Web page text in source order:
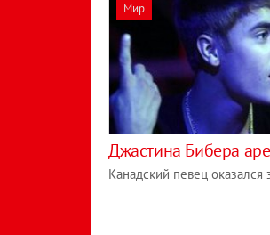
Мир
Джастина Бибера
Канадский певец оказался